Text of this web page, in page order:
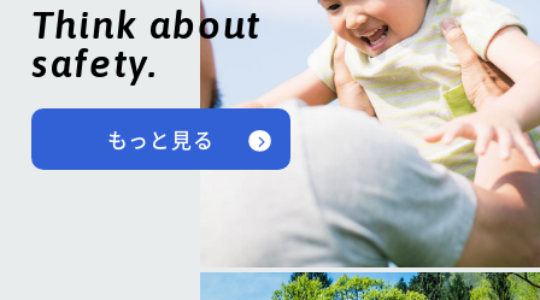
Think about
safety.
もっと見る